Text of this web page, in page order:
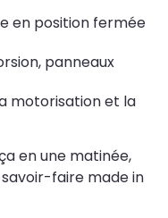
en position fermée
panneaux
motorisation et la
en une matinée,
faire made in